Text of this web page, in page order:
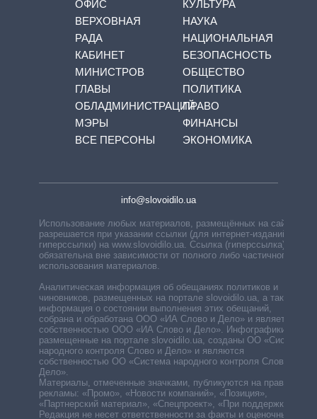
ОФИС
ВЕРХОВНАЯ
РАДА
КАБИНЕТ
МИНИСТРОВ
ГЛАВЫ
ОБЛАДМИНИСТРАЦИЙ
МЭРЫ
ВСЕ ПЕРСОНЫ
КУЛЬТУРА
НАУКА
НАЦИОНАЛЬНАЯ
БЕЗОПАСНОСТЬ
ОБЩЕСТВО
ПОЛИТИКА
ПРАВО
ФИНАНСЫ
ЭКОНОМИКА
info@slovoidilo.ua
Использование любых материалов, размещённых на сайте,
разрешается при указании ссылки (для интернет-изданий —
гиперссылки) на www.slovoidilo.ua. Ссылка (гиперссылка)
обязательна вне зависимости от полного либо частичного
использования материалов.
Аналитическая информация об обещаниях политиков и
чиновников, размещенных на портале slovoidilo.ua, а также
информация о состоянии выполнения этих обещаний,
собрана и обработана ООО «ИА Слово и Дело» и является
собственностью ООО «ИА Слово и Дело». Инфографики,
размещенные на портале slovoidilo.ua, созданы ОО «Система
народного контроля Слово и Дело» и являются
собственностью ОО «Система народного контроля Слово и
Дело».
Материалы, отмеченные значками, публикуются на правах
рекламы: «Промо», «Новости компаний», «Позиция»,
«Партнерский материал», «Спецпроект», «При поддержке».
Редакция не несет ответственности за факты и оценочные